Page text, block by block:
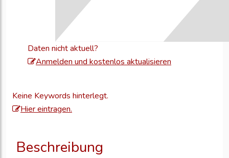
Daten nicht aktuell?
Anmelden und kostenlos aktualisieren
Keine Keywords hinterlegt.
Hier eintragen.
Beschreibung